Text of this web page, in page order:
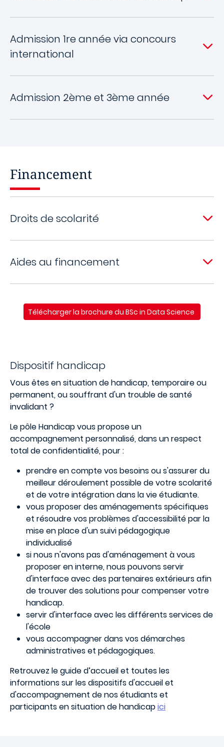
Admission 1re année via concours
international
Admission 2ème et 3ème année
Financement
Droits de scolarité
Aides au financement
Télécharger la brochure du BSc in Data Science
Dispositif handicap
Vous êtes en situation de handicap, temporaire ou
permanent, ou souffrant d'un trouble de santé
invalidant ?
Le pôle Handicap vous propose un
accompagnement personnalisé, dans un respect
total de confidentialité, pour :
prendre en compte vos besoins ou s'assurer du
meilleur déroulement possible de votre scolarité
et de votre intégration dans la vie étudiante.
vous proposer des aménagements spécifiques
et résoudre vos problèmes d'accessibilité par la
mise en place d'un suivi pédagogique
individualisé
si nous n'avons pas d'aménagement à vous
proposer en interne, nous pouvons servir
d'interface avec des partenaires extérieurs afin
de trouver des solutions pour compenser votre
handicap.
servir d'interface avec les différents services de
l'école
vous accompagner dans vos démarches
administratives et pédagogiques.
Retrouvez le guide d’accueil et toutes les
informations sur les dispositifs d'accueil et
d'accompagnement de nos étudiants et
participants en situation de handicapici